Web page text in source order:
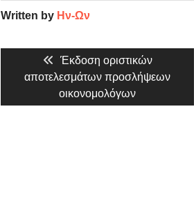
Written by Ην-Ων
Πλοήγηση
άρθρων
Previous
post:
Έκδοση οριστικών
αποτελεσμάτων προσλήψεων
οικονομολόγων